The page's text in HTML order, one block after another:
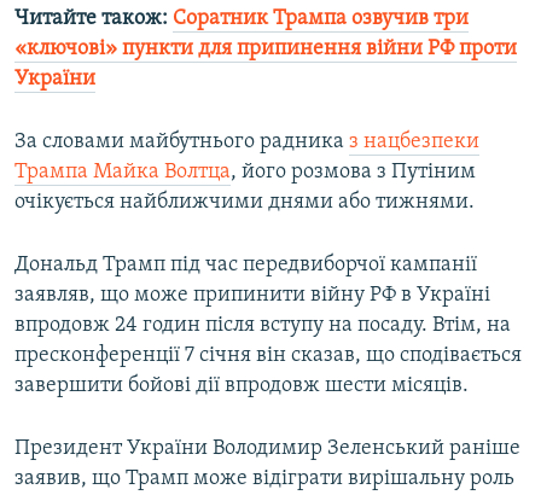
Читайте також: Соратник Трампа озвучив три
«ключові» пункти для припинення війни РФ проти
України
За словами майбутнього радника з нацбезпеки
Трампа Майка Волтца, його розмова з Путіним
очікується найближчими днями або тижнями.
Дональд Трамп під час передвиборчої кампанії
заявляв, що може припинити війну РФ в Україні
впродовж 24 годин після вступу на посаду. Втім, на
пресконференції 7 січня він сказав, що сподівається
завершити бойові дії впродовж шести місяців.
Президент України Володимир Зеленський раніше
заявив, що Трамп може відіграти вирішальну роль